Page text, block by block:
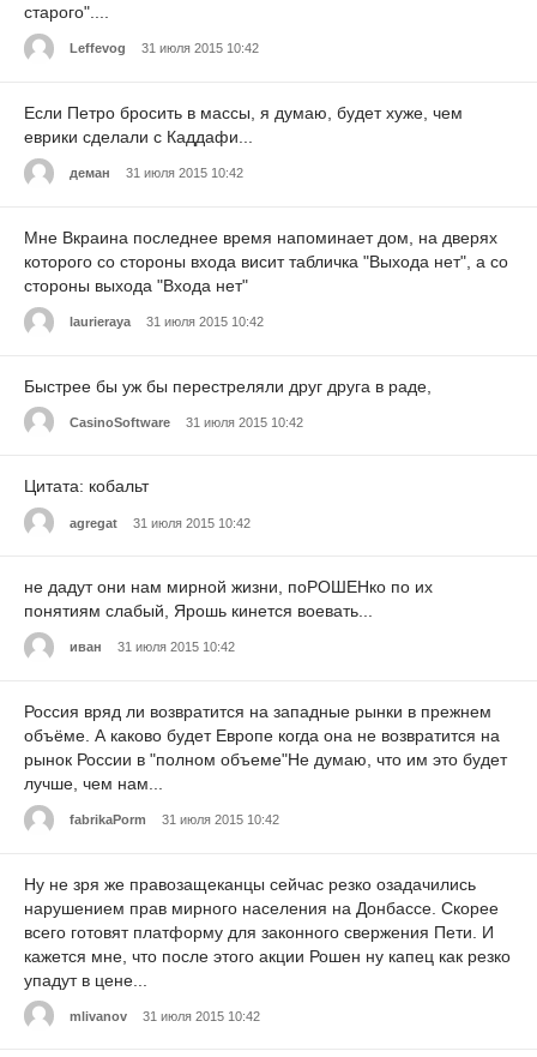
старого"....
Leffevog 31 июля 2015 10:42
Если Петро бросить в массы, я думаю, будет хуже, чем
еврики сделали с Каддафи...
деман 31 июля 2015 10:42
Мне Вкраина последнее время напоминает дом, на дверях
которого со стороны входа висит табличка "Выхода нет", а со
стороны выхода "Входа нет"
laurieraya 31 июля 2015 10:42
Быстрее бы уж бы перестреляли друг друга в раде,
CasinoSoftware 31 июля 2015 10:42
Цитата: кобальт
agregat 31 июля 2015 10:42
не дадут они нам мирной жизни, поРОШЕНко по их
понятиям слабый, Ярошь кинется воевать...
иван 31 июля 2015 10:42
Россия вряд ли возвратится на западные рынки в прежнем
объёме. А каково будет Европе когда она не возвратится на
рынок России в "полном объеме"Не думаю, что им это будет
лучше, чем нам...
fabrikaPorm 31 июля 2015 10:42
Ну не зря же правозащеканцы сейчас резко озадачились
нарушением прав мирного населения на Донбассе. Скорее
всего готовят платформу для законного свержения Пети. И
кажется мне, что после этого акции Рошен ну капец как резко
упадут в цене...
mlivanov 31 июля 2015 10:42